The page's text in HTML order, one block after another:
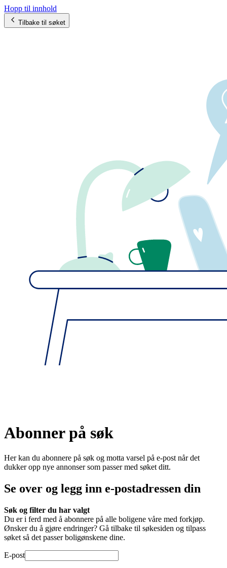
Hopp til innhold
Tilbake til søket
Abonner på søk
Her kan du abonnere på søk og motta varsel på e-post når det
dukker opp nye annonser som passer med søket ditt.
Se over og legg inn e-postadressen din
Søk og filter du har valgt
Du er i ferd med å abonnere på alle boligene våre med forkjøp.
Ønsker du å gjøre endringer? Gå tilbake til søkesiden og tilpass
søket så det passer boligønskene dine.
E-post